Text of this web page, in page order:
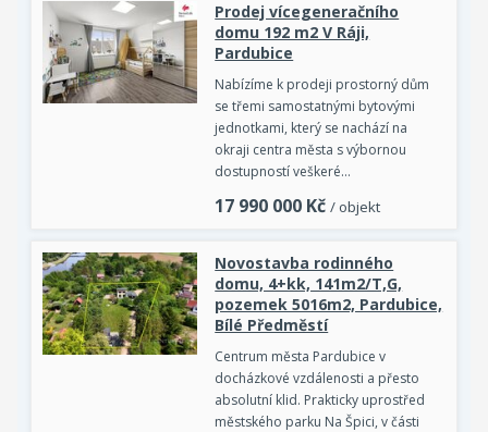
Prodej vícegeneračního
domu 192 m2 V Ráji,
Pardubice
Nabízíme k prodeji prostorný dům
se třemi samostatnými bytovými
jednotkami, který se nachází na
okraji centra města s výbornou
dostupností veškeré…
17 990 000 Kč / objekt
Novostavba rodinného
domu, 4+kk, 141m2/T,G,
pozemek 5016m2, Pardubice,
Bílé Předměstí
Centrum města Pardubice v
docházkové vzdálenosti a přesto
absolutní klid. Prakticky uprostřed
městského parku Na Špici, v části